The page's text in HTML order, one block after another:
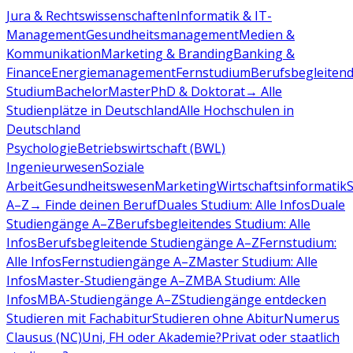
Jura & RechtswissenschaftenInformatik & IT-
ManagementGesundheitsmanagementMedien &
KommunikationMarketing & BrandingBanking &
FinanceEnergiemanagementFernstudiumBerufsbegleitend
StudiumBachelorMasterPhD & Doktorat→ Alle
Studienplätze in DeutschlandAlle Hochschulen in
Deutschland
PsychologieBetriebswirtschaft (BWL)
IngenieurwesenSoziale
ArbeitGesundheitswesenMarketingWirtschaftsinformatik
A–Z→ Finde deinen BerufDuales Studium: Alle InfosDuale
Studiengänge A–ZBerufsbegleitendes Studium: Alle
InfosBerufsbegleitende Studiengänge A–ZFernstudium:
Alle InfosFernstudiengänge A–ZMaster Studium: Alle
InfosMaster-Studiengänge A–ZMBA Studium: Alle
InfosMBA-Studiengänge A–ZStudiengänge entdecken
Studieren mit FachabiturStudieren ohne AbiturNumerus
Clausus (NC)Uni, FH oder Akademie?Privat oder staatlich